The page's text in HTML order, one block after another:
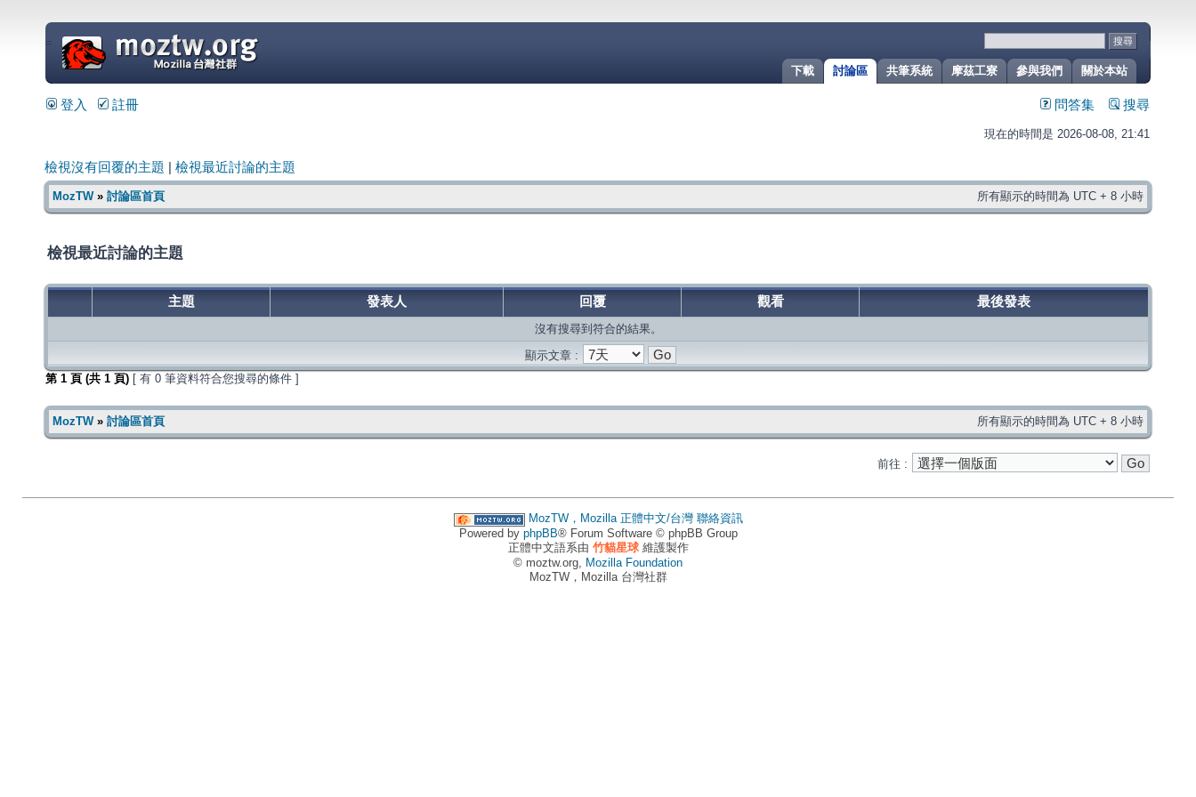
關於本站
參與我們
摩茲工寮
共筆系統
討論區
下載
=
登入 註冊 問答集 搜尋
現在的時間是 2026-08-08, 21:41
檢視沒有回覆的主題 檢視最近討論的主題
MozTW» 討論區首頁 所有顯示的時間為 UTC + 8 小時
檢視最近討論的主題
主題 發表人 回覆 觀看 最後發表
沒有搜尋到符合的結果。
顯示文章 :
第 1 頁 (共 1 頁) [ 有 0 筆資料符合您搜尋的條件 ]
MozTW» 討論區首頁 所有顯示的時間為 UTC + 8 小時
前往 :
MozTW，Mozilla 正體中文/台灣 聯絡資訊
Powered by phpBB® Forum Software © phpBB Group
正體中文語系由 竹貓星球維護製作
© moztw.org, Mozilla Foundation
MozTW，Mozilla 台灣社群